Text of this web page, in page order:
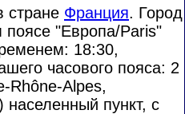
стране Франция. Город
поясе "Европа/Paris"
18:30,
часового пояса: 2
Rhône-Alpes,
пункт, с